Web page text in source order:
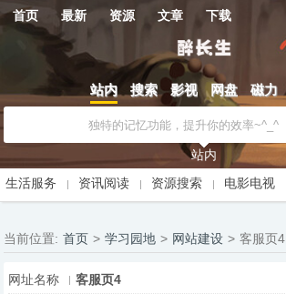
首页 最新 资源 文章 下载
站内 搜索 影视 网盘 磁力
站内
生活服务
资讯阅读 资源搜索 电影电视
当前位置: 首页 > 学习园地 > 网站建设 > 客服页4
网址名称
客服页4